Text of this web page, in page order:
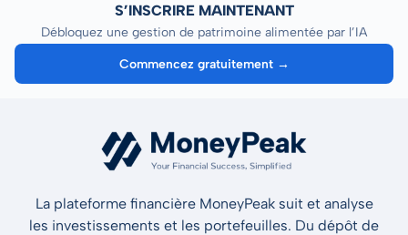
S’INSCRIRE MAINTENANT
Débloquez une gestion de patrimoine alimentée par l’IA
Commencez gratuitement →
La plateforme financière MoneyPeak suit et analyse
les investissements et les portefeuilles. Du dépôt de